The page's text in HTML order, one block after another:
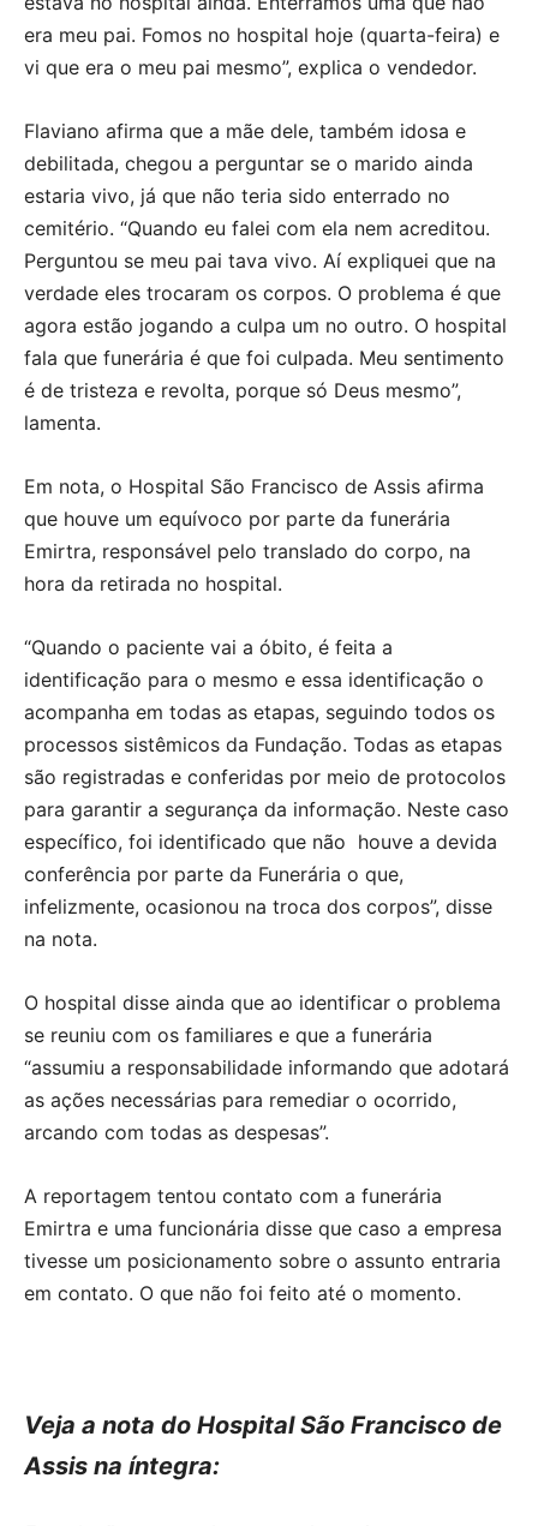
era meu pai. Fomos no hospital hoje (quarta-feira) e
vi que era o meu pai mesmo”, explica o vendedor.
Flaviano afirma que a mãe dele, também idosa e
debilitada, chegou a perguntar se o marido ainda
estaria vivo, já que não teria sido enterrado no
cemitério. “Quando eu falei com ela nem acreditou.
Perguntou se meu pai tava vivo. Aí expliquei que na
verdade eles trocaram os corpos. O problema é que
agora estão jogando a culpa um no outro. O hospital
fala que funerária é que foi culpada. Meu sentimento
é de tristeza e revolta, porque só Deus mesmo”,
lamenta.
Em nota, o Hospital São Francisco de Assis afirma
que houve um equívoco por parte da funerária
Emirtra, responsável pelo translado do corpo, na
hora da retirada no hospital.
“Quando o paciente vai a óbito, é feita a
identificação para o mesmo e essa identificação o
acompanha em todas as etapas, seguindo todos os
processos sistêmicos da Fundação. Todas as etapas
são registradas e conferidas por meio de protocolos
para garantir a segurança da informação. Neste caso
específico, foi identificado que não houve a devida
conferência por parte da Funerária o que,
infelizmente, ocasionou na troca dos corpos”, disse
na nota.
O hospital disse ainda que ao identificar o problema
se reuniu com os familiares e que a funerária
“assumiu a responsabilidade informando que adotará
as ações necessárias para remediar o ocorrido,
arcando com todas as despesas”.
A reportagem tentou contato com a funerária
Emirtra e uma funcionária disse que caso a empresa
tivesse um posicionamento sobre o assunto entraria
em contato. O que não foi feito até o momento.
Veja a nota do Hospital São Francisco de
Assis na íntegra: